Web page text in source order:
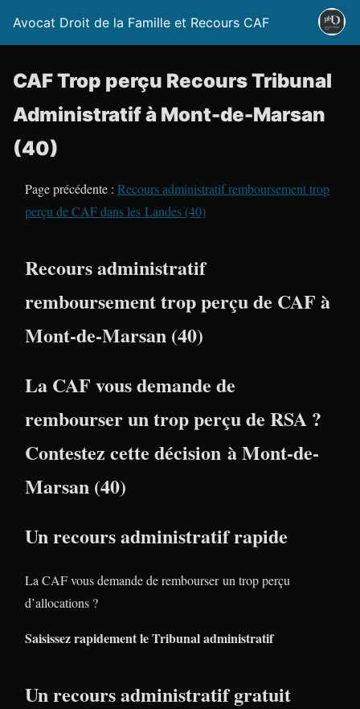
Avocat Droit de la Famille et Recours CAF
CAF Trop perçu Recours Tribunal
Administratif à Mont-de-Marsan
(40)
Page précédente : Recours administratif remboursement trop
perçu de CAF dans les Landes (40)
Recours administratif
remboursement trop perçu de CAF à
Mont-de-Marsan (40)
La CAF vous demande de
rembourser un trop perçu de RSA ?
Contestez cette décision à Mont-de-
Marsan (40)
Un recours administratif rapide
La CAF vous demande de rembourser un trop perçu
d’allocations ?
Saisissez rapidement le Tribunal administratif
Un recours administratif gratuit